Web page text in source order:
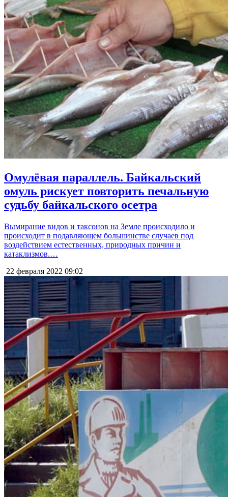
Омулёвая параллель. Байкальский
омуль рискует повторить печальную
судьбу байкальского осетра
Вымирание видов и таксонов на Земле происходило и
происходит в подавляющем большинстве случаев под
воздействием естественных, природных причин и
катаклизмов.…
22 февраля 2022 09:02